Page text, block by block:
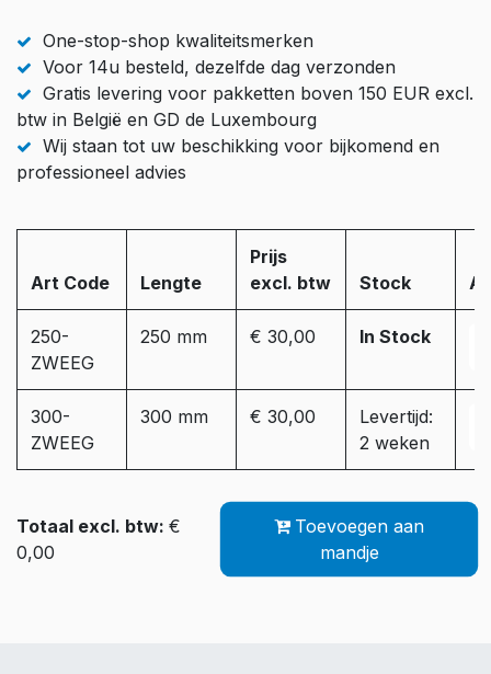
One-stop-shop kwaliteitsmerken
Voor 14u besteld, dezelfde dag verzonden
Gratis levering voor pakketten boven 150 EUR excl.
btw in België en GD de Luxembourg
Wij staan tot uw beschikking voor bijkomend en
professioneel advies
Art Code Lengte
Prijs
excl. btw
Stock
250-
ZWEEG
250 mm € 30,00 In Stock
300-
ZWEEG
300 mm € 30,00
Levertijd:
2 weken
Totaal excl. btw: €
0,00
Toevoegen aan
mandje